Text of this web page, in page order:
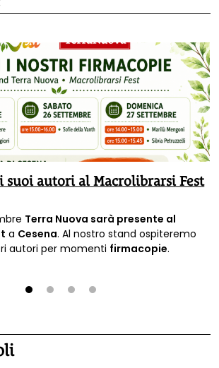
suoi autori al Macrolibrarsi Fest
Terra Nuova sarà presente al
a Cesena. Al nostro stand ospiteremo
autori per momenti firmacopie.